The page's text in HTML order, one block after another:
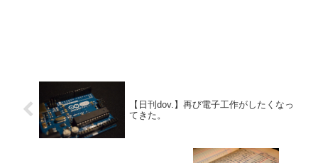
【日刊dov.】再び電子工作がしたくなっ
てきた。